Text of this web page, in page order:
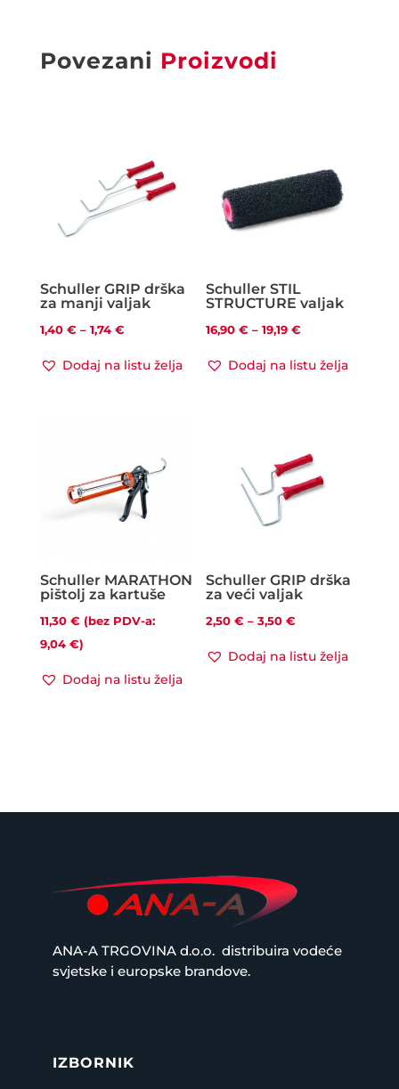
Povezani Proizvodi
Schuller GRIP drška
za manji valjak
1,40 € – 1,74 €Raspon
Dodaj na listu želja
Schuller STIL
STRUCTURE valjak
16,90€ – 19,19€Raspon
Dodaj na listu želja
Schuller MARATHON
pištolj za kartuše
11,30 € (bez PDV-a:
9,04 €)
Dodaj na listu želja
Schuller GRIP drška
za veći valjak
2,50€ – 3,50€Raspon
Dodaj na listu želja
ANA-A TRGOVINA d.o.o. distribuira vodeće
svjetske i europske brandove.
IZBORNIK